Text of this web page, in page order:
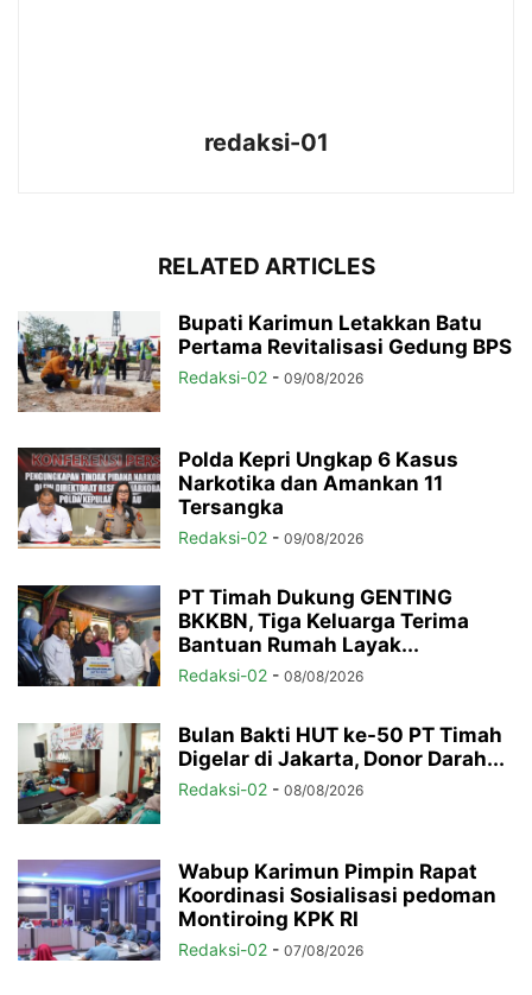
redaksi-01
RELATED ARTICLES
Bupati Karimun Letakkan Batu
Pertama Revitalisasi Gedung BPS
Redaksi-02 - 09/08/2026
Polda Kepri Ungkap 6 Kasus
Narkotika dan Amankan 11
Tersangka
Redaksi-02 - 09/08/2026
PT Timah Dukung GENTING
BKKBN, Tiga Keluarga Terima
Bantuan Rumah Layak...
Redaksi-02 - 08/08/2026
Bulan Bakti HUT ke-50 PT Timah
Digelar di Jakarta, Donor Darah...
Redaksi-02 - 08/08/2026
Wabup Karimun Pimpin Rapat
Koordinasi Sosialisasi pedoman
Montiroing KPK RI
Redaksi-02 - 07/08/2026